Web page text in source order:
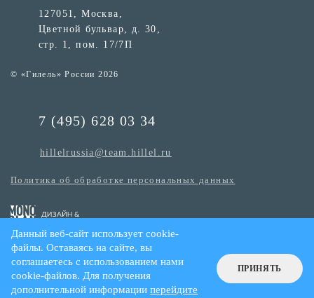
127051, Москва,
Цветной бульвар, д. 30,
стр. 1, пом. 17/7П
© «Гилель» России 2026
7 (495) 628 03 34
hillelrussia@team.hillel.ru
Политика об обработке персональных данных
Данный веб-сайт использует cookie-
файлы. Оставаясь на сайте, вы
соглашаетесь с использованием нами
cookie-файлов. Для получения
дополнительной информацииперейдите
ПРИНЯТЬ